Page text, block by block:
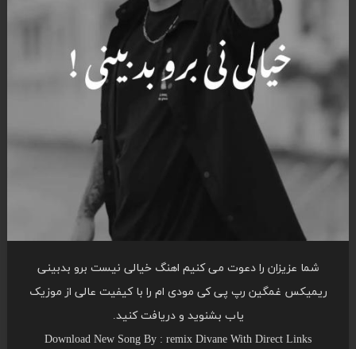
شما عزیزان را دعوت می کنیم اهنگ خیالی نیست برو بدبینی
ریمیکس غمگین رپ پی کی مودی ام را با کیفیت عالی از موزیک
یاب بشنوید و دریافت کنید.
Download New Song By : remix Divane With Direct Links